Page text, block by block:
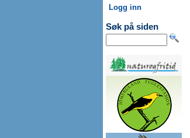
Logg inn
Søk på siden